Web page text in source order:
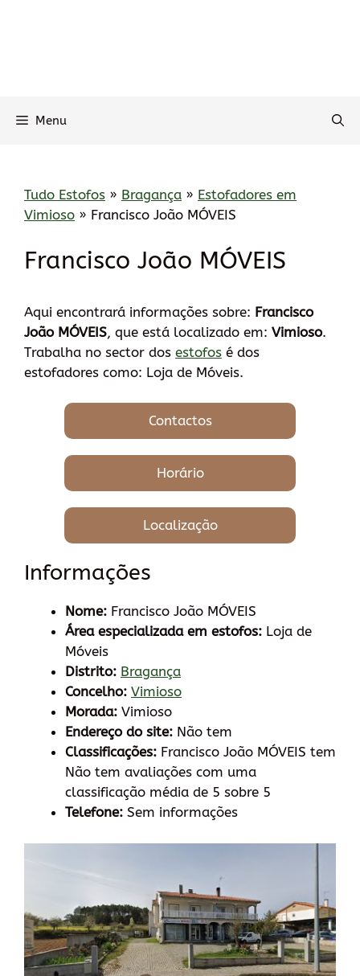
Menu
Tudo Estofos » Bragança » Estofadores em
Vimioso » Francisco João MÓVEIS
Francisco João MÓVEIS
Aqui encontrará informações sobre: Francisco
João MÓVEIS, que está localizado em: Vimioso.
Trabalha no sector dos estofos é dos
estofadores como: Loja de Móveis.
Contactos
Horário
Localização
Informações
Nome: Francisco João MÓVEIS
Área especializada em estofos: Loja de
Móveis
Distrito: Bragança
Concelho: Vimioso
Morada: Vimioso
Endereço do site: Não tem
Classificações: Francisco João MÓVEIS tem
Não tem avaliações com uma
classificação média de 5 sobre 5
Telefone: Sem informações